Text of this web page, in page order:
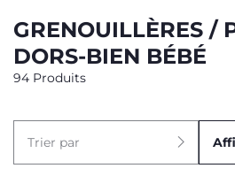
GRENOUILLÈRES /
DORS-BIEN BÉBÉ
94 Produits
Trier par